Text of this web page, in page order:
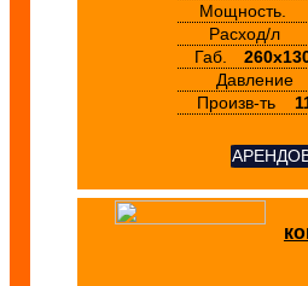
Мощность.
Расход/л
Габ.
Давление
Произв-ть